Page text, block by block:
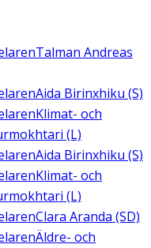
Talman Andreas
Aida Birinxhiku (S)
Klimat- och
(L)
Aida Birinxhiku (S)
Klimat- och
(L)
Clara Aranda (SD)
Äldre- och